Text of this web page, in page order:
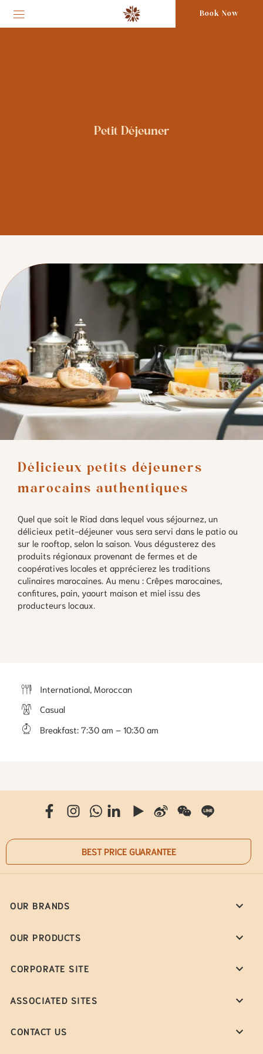
Book Now
Petit Déjeuner
Délicieux petits déjeuners
marocains authentiques
Quel que soit le Riad dans lequel vous séjournez, un
délicieux petit-déjeuner vous sera servi dans le patio ou
sur le rooftop, selon la saison. Vous dégusterez des
produits régionaux provenant de fermes et de
coopératives locales et apprécierez les traditions
culinaires marocaines. Au menu : Crêpes marocaines,
confitures, pain, yaourt maison et miel issu des
producteurs locaux.
International, Moroccan
Casual
Breakfast: 7:30 am – 10:30 am
BEST PRICE GUARANTEE
OUR BRANDS
OUR PRODUCTS
CORPORATE SITE
ASSOCIATED SITES
CONTACT US